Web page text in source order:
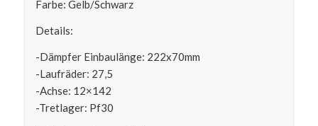
Farbe: Gelb/Schwarz
Details:
-Dämpfer Einbaulänge: 222x70mm
-Laufräder: 27,5
-Achse: 12×142
-Tretlager: Pf30